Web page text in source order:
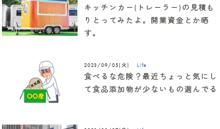
キッチンカー(トレーラー)の見積も
りとってみたよ。開業資金とか晒
す。
2023/09/05(火) Life
食べるな危険？最近ちょっと気にし
て食品添加物が少ないもの選んでる